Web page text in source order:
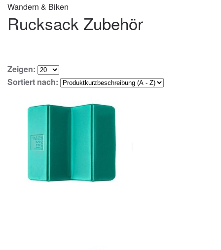
Wandern & Biken
Rucksack Zubehör
Zeigen:
Sortiert nach: